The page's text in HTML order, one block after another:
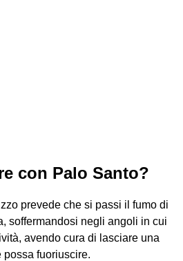
con Palo Santo?
prevede che si passi il fumo di
soffermandosi negli angoli in cui
avendo cura di lasciare una
possa fuoriuscire.